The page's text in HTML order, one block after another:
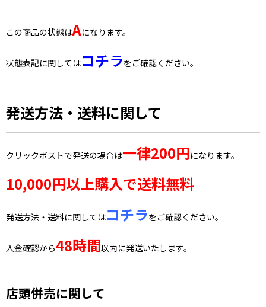
この商品の状態はAになります。
状態表記に関してはコチラをご確認ください。
発送方法・送料に関して
クリックポストで発送の場合は一律200円になります。
10,000円以上購入で送料無料
発送方法・送料に関してはコチラをご確認ください。
入金確認から48時間以内に発送いたします。
店頭併売に関して